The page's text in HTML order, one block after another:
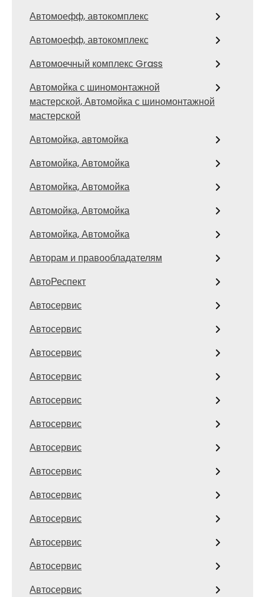
Автомоефф, автокомплекс
Автомоефф, автокомплекс
Автомоечный комплекс Grass
Автомойка с шиномонтажной
мастерской, Автомойка с шиномонтажной
мастерской
Автомойка, автомойка
Автомойка, Автомойка
Автомойка, Автомойка
Автомойка, Автомойка
Автомойка, Автомойка
Авторам и правообладателям
АвтоРеспект
Автосервис
Автосервис
Автосервис
Автосервис
Автосервис
Автосервис
Автосервис
Автосервис
Автосервис
Автосервис
Автосервис
Автосервис
Автосервис